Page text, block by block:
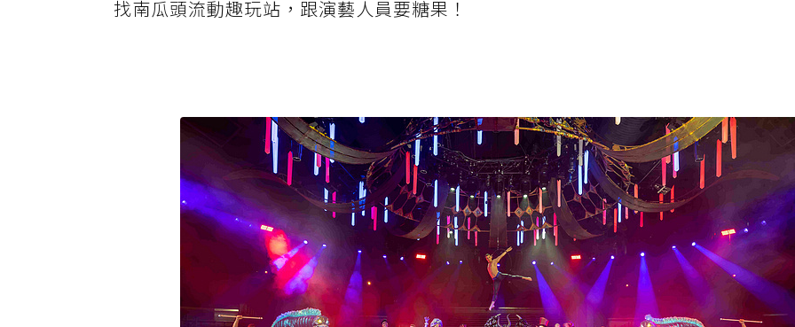
找南瓜頭流動趣玩站，跟演藝人員要糖果！